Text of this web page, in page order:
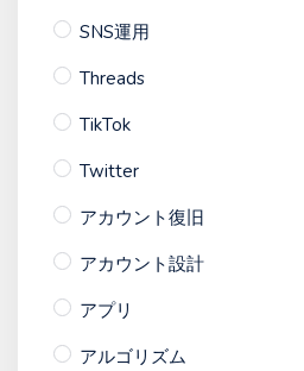
SNS運用
Threads
TikTok
Twitter
アカウント復旧
アカウント設計
アプリ
アルゴリズム